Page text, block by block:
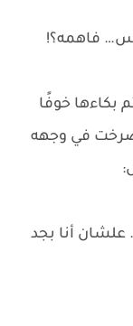
فاهمه؟!
بكاءها خوفًا
في وجهه
علشان أنا بجد